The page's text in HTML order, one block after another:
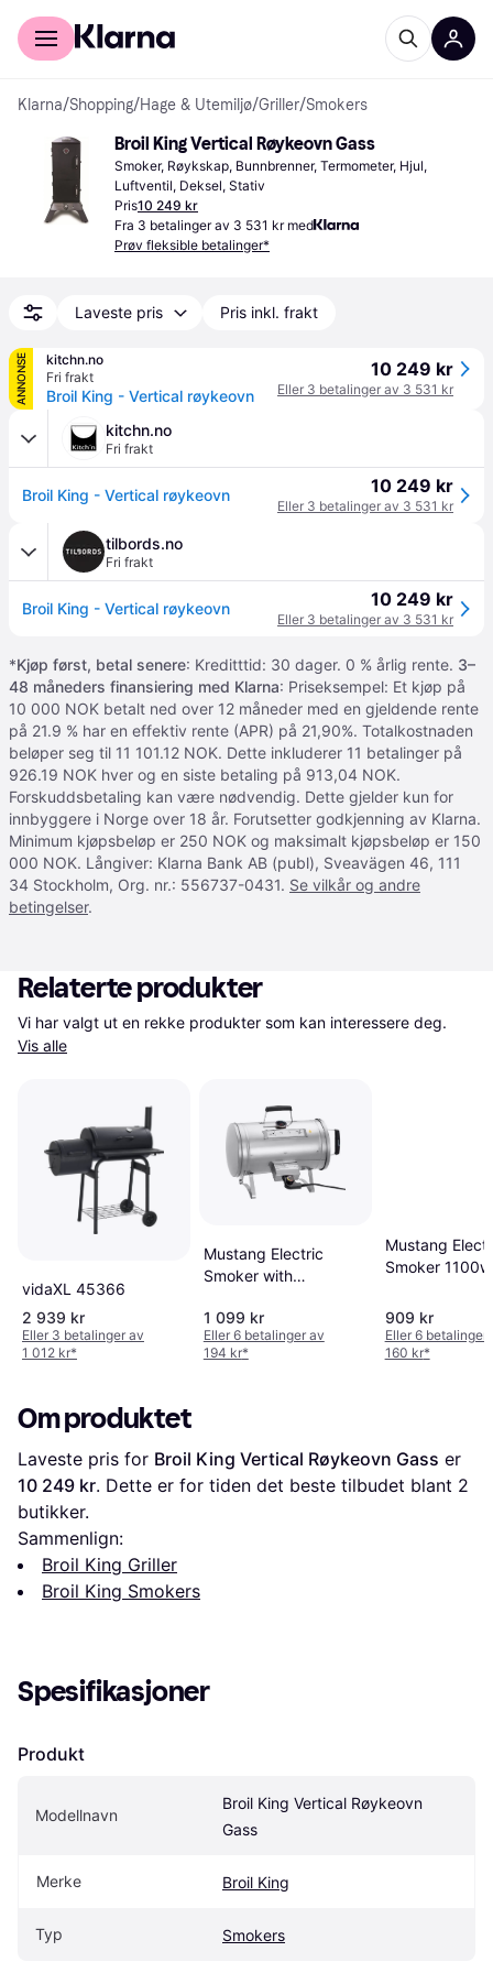
For kunder
Klarna/Shopping/Hage & Utemiljø/Griller/Smokers
Broil King Vertical Røykeovn Gass
Smoker, Røykskap, Bunnbrenner, Termometer, Hjul,
Luftventil, Deksel, Stativ
Pris10 249 kr
Fra 3 betalinger av 3 531 kr med
Prøv fleksible betalinger*
Laveste pris Pris inkl. frakt
ANNONSE
kitchn.no
Fri frakt
Broil King - Vertical røykeovn
10 249 kr
Eller 3 betalinger av 3 531 kr
kitchn.no
Fri frakt
Broil King - Vertical røykeovn 10 249 kr
Eller 3 betalinger av 3 531 kr
tilbords.no
Fri frakt
Broil King - Vertical røykeovn 10 249 kr
Eller 3 betalinger av 3 531 kr
*Kjøp først, betal senere: Kreditttid: 30 dager. 0 % årlig rente. 3–
48 måneders finansiering med Klarna: Priseksempel: Et kjøp på
10 000 NOK betalt ned over 12 måneder med en gjeldende rente
på 21.9 % har en effektiv rente (APR) på 21,90%. Totalkostnaden
beløper seg til 11 101.12 NOK. Dette inkluderer 11 betalinger på
926.19 NOK hver og en siste betaling på 913,04 NOK.
Forskuddsbetaling kan være nødvendig. Dette gjelder kun for
innbyggere i Norge over 18 år. Forutsetter godkjenning av Klarna.
Minimum kjøpsbeløp er 250 NOK og maksimalt kjøpsbeløp er 150
000 NOK. Långiver: Klarna Bank AB (publ), Sveavägen 46, 111
34 Stockholm, Org. nr.: 556737-0431. Se vilkår og andre
betingelser.
Relaterte produkter
Vis alle
vidaXL 45366
2 939 kr
Eller 3 betalinger av
1 012 kr*
Mustang Electric
Smoker with
1 099 kr
Eller 6 betalinger av
194 kr*
Mustang
Smoker 1100w
909 kr
Eller 6 betalinger
160 kr*
Om produktet
Laveste pris for Broil King Vertical Røykeovn Gass
10 249 kr. Dette er for tiden det beste tilbudet blant 2
butikker.
Sammenlign:
Broil King Griller
Broil King Smokers
Spesifikasjoner
Produkt
Modellnavn
Broil King Vertical Røykeovn
Gass
Merke Broil King
Typ Smokers